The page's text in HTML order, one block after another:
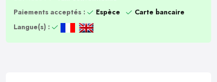
Paiements acceptés :
Espèce
Carte bancaire
Langue(s) :